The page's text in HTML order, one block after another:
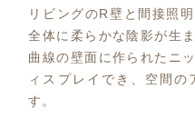
リビングのR壁と間接照
全体に柔らかな陰影が生
曲線の壁面に作られたニ
ィスプレイでき、空間の
す。